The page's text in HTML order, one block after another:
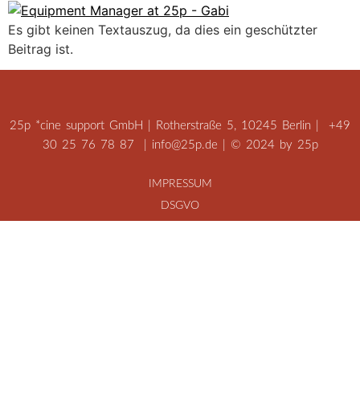
Es gibt keinen Textauszug, da dies ein geschützter
Beitrag ist.
25p *cine support GmbH | Rotherstraße 5, 10245 Berlin |
+49
30 25 76 78 87
info@25p.de | © 2024 by 25p
IMPRESSUM
DSGVO